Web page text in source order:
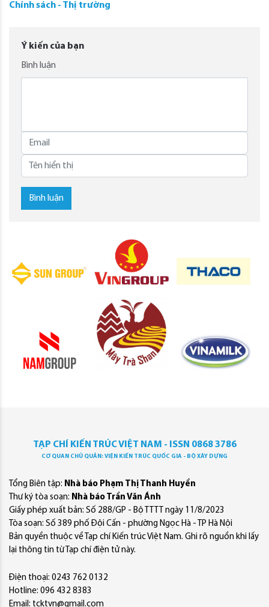
Chính sách - Thị trường
Ý kiến của bạn
Bình luận
Bình luận
TẠP CHÍ KIẾN TRÚC VIỆT NAM - ISSN 0868 3786
CƠ QUAN CHỦ QUẢN: VIỆN KIẾN TRÚC QUỐC GIA - BỘ XÂY DỰNG
Tổng Biên tập: Nhà báo Phạm Thị Thanh Huyền
Thư ký tòa soạn: Nhà báo Trần Văn Ánh
Giấy phép xuất bản: Số 288/GP - Bộ TTTT ngày 11/8/2023
Tòa soạn: Số 389 phố Đội Cấn - phường Ngọc Hà - TP Hà Nội
Bản quyền thuộc về Tạp chí Kiến trúc Việt Nam. Ghi rõ nguồn khi lấy
lại thông tin từ Tạp chí điện tử này.
Điện thoại: 0243 762 0132
Hotline: 096 432 8383
Email: tcktvn@gmail.com